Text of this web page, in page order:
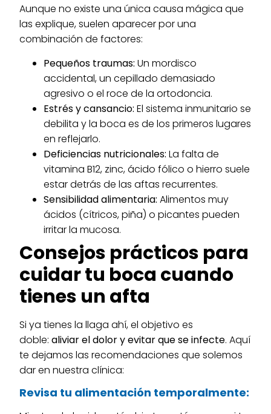
Aunque no existe una única causa mágica que
las explique, suelen aparecer por una
combinación de factores:
Pequeños traumas: Un mordisco
accidental, un cepillado demasiado
agresivo o el roce de la ortodoncia.
Estrés y cansancio: El sistema inmunitario se
debilita y la boca es de los primeros lugares
en reflejarlo.
Deficiencias nutricionales: La falta de
vitamina B12, zinc, ácido fólico o hierro suele
estar detrás de las aftas recurrentes.
Sensibilidad alimentaria: Alimentos muy
ácidos (cítricos, piña) o picantes pueden
irritar la mucosa.
Consejos prácticos para
cuidar tu boca cuando
tienes un afta
Si ya tienes la llaga ahí, el objetivo es
doble:aliviar el dolor y evitar que se infecte. Aquí
te dejamos las recomendaciones que solemos
dar en nuestra clínica:
Revisa tu alimentación temporalmente: